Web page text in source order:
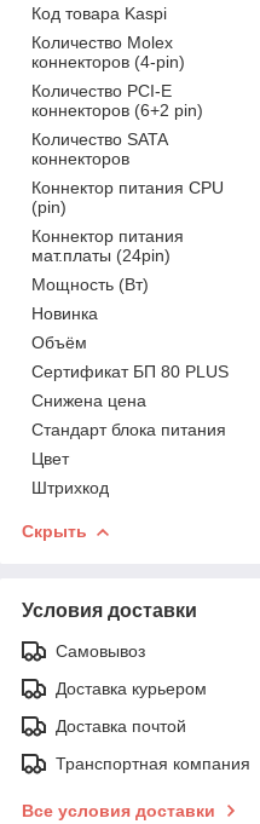
Код товара Kaspi
Количество Molex
коннекторов (4-pin)
Количество PCI-E
коннекторов (6+2 pin)
Количество SATA
коннекторов
Коннектор питания CPU
(pin)
Коннектор питания
мат.платы (24pin)
Мощность (Bт)
Новинка
Объём
Сертификат БП 80 PLUS
Снижена цена
Стандарт блока питания
Цвет
Штрихкод
Скрыть
Условия доставки
Самовывоз
Доставка курьером
Доставка почтой
Транспортная компания
Все условия доставки